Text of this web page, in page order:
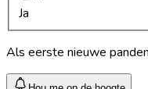
Ja
Als eerste nieuwe